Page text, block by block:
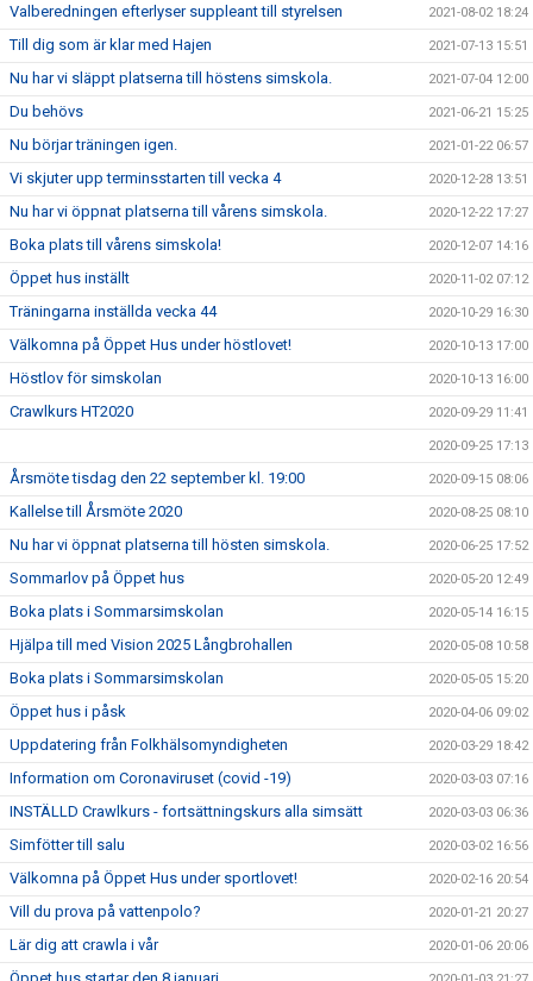
Valberedningen efterlyser suppleant till styrelsen 2021-08-02 18:24
Till dig som är klar med Hajen 2021-07-13 15:51
Nu har vi släppt platserna till höstens simskola. 2021-07-04 12:00
Du behövs 2021-06-21 15:25
Nu börjar träningen igen. 2021-01-22 06:57
Vi skjuter upp terminsstarten till vecka 4 2020-12-28 13:51
Nu har vi öppnat platserna till vårens simskola. 2020-12-22 17:27
Boka plats till vårens simskola! 2020-12-07 14:16
Öppet hus inställt 2020-11-02 07:12
Träningarna inställda vecka 44 2020-10-29 16:30
Välkomna på Öppet Hus under höstlovet! 2020-10-13 17:00
Höstlov för simskolan 2020-10-13 16:00
Crawlkurs HT2020 2020-09-29 11:41
2020-09-25 17:13
Årsmöte tisdag den 22 september kl. 19:00 2020-09-15 08:06
Kallelse till Årsmöte 2020 2020-08-25 08:10
Nu har vi öppnat platserna till hösten simskola. 2020-06-25 17:52
Sommarlov på Öppet hus 2020-05-20 12:49
Boka plats i Sommarsimskolan 2020-05-14 16:15
Hjälpa till med Vision 2025 Långbrohallen 2020-05-08 10:58
Boka plats i Sommarsimskolan 2020-05-05 15:20
Öppet hus i påsk 2020-04-06 09:02
Uppdatering från Folkhälsomyndigheten 2020-03-29 18:42
Information om Coronaviruset (covid -19) 2020-03-03 07:16
INSTÄLLD Crawlkurs - fortsättningskurs alla simsätt 2020-03-03 06:36
Simfötter till salu 2020-03-02 16:56
Välkomna på Öppet Hus under sportlovet! 2020-02-16 20:54
Vill du prova på vattenpolo? 2020-01-21 20:27
Lär dig att crawla i vår 2020-01-06 20:06